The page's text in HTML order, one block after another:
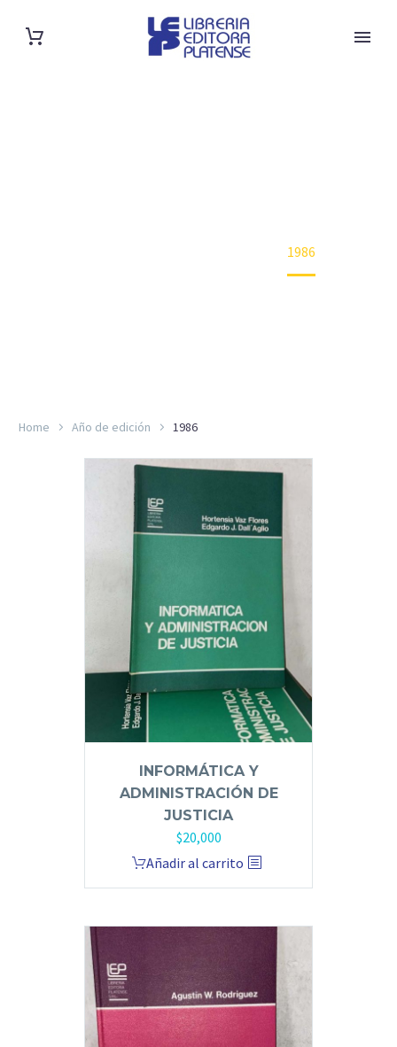
1986
Home Año de edición 1986
INFORMÁTICA Y
ADMINISTRACIÓN DE
JUSTICIA
$20,000
Añadir al carrito